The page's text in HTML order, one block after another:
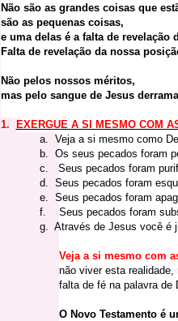
Não são as grandes coisas que
são as pequenas coisas,
e uma delas é a falta de revelação
Falta de revelação da nossa
Não pelos nossos méritos,
mas pelo sangue de Jesus
1.
EXERGUE A SI MESMO COM
a.
Veja a si mesmo como
b.
Os seus pecados foram
c.
Seus pecados foram
d.
Seus pecados foram
e.
Seus pecados foram
f.
Seus pecados foram
g.
Através de Jesus você é
Veja a si mesmo com
não viver esta realidade,
falta de fé na palavra de
O Novo Testamento é